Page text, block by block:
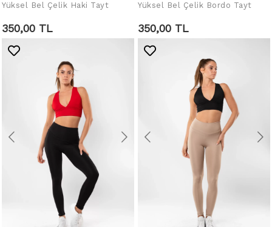
SEPETE EKLE
Yüksel Bel Çelik Haki Tayt
350,00 TL
SEPETE EKLE
Yüksel Bel Çelik Bordo Tayt
350,00 TL